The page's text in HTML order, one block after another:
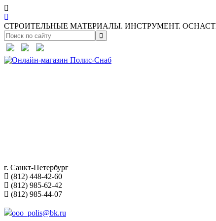
СТРОИТЕЛЬНЫЕ МАТЕРИАЛЫ. ИНСТРУМЕНТ.
г. Санкт-Петербург
(812) 448-42-60
(812) 985-62-42
(812) 985-44-07
ooo_polis@bk.ru